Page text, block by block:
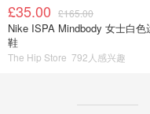
£35.00 £165.00
Nike ISPA Mindbody 女士白色
鞋
The Hip Store 792人感兴趣